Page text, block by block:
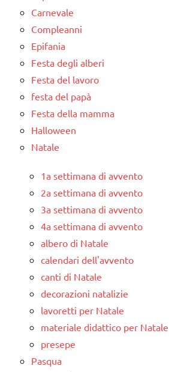
Carnevale
Compleanni
Epifania
Festa degli alberi
Festa del lavoro
festa del papà
Festa della mamma
Halloween
Natale
1a settimana di avvento
2a settimana di avvento
3a settimana di avvento
4a settimana di avvento
albero di Natale
calendari dell'avvento
canti di Natale
decorazioni natalizie
lavoretti per Natale
materiale didattico per Natale
presepe
Pasqua